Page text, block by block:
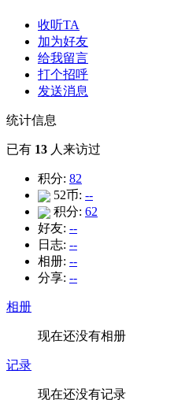
收听TA
加为好友
给我留言
打个招呼
发送消息
统计信息
已有 13 人来访过
积分: 82
52币: --
积分: 62
好友: --
日志: --
相册: --
分享: --
相册
现在还没有相册
记录
现在还没有记录